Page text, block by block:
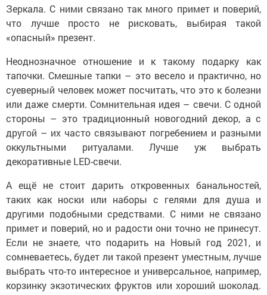
Зеркала. С ними связано так много примет и поверий,
что лучше просто не рисковать, выбирая такой
«опасный» презент.
Неоднозначное отношение и к такому подарку как
тапочки. Смешные тапки – это весело и практично, но
суеверный человек может посчитать, что это к болезни
или даже смерти. Сомнительная идея – свечи. С одной
стороны – это традиционный новогодний декор, а с
другой – их часто связывают погребением и разными
оккультными ритуалами. Лучше уж выбрать
декоративные LED-свечи.
А ещё не стоит дарить откровенных банальностей,
таких как носки или наборы с гелями для душа и
другими подобными средствами. С ними не связано
примет и поверий, но и радости они точно не принесут.
Если не знаете, что подарить на Новый год 2021, и
сомневаетесь, будет ли такой презент уместным, лучше
выбрать что-то интересное и универсальное, например,
корзинку экзотических фруктов или хороший шоколад.